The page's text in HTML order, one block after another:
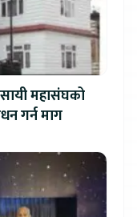
महासंघको
गर्न माग